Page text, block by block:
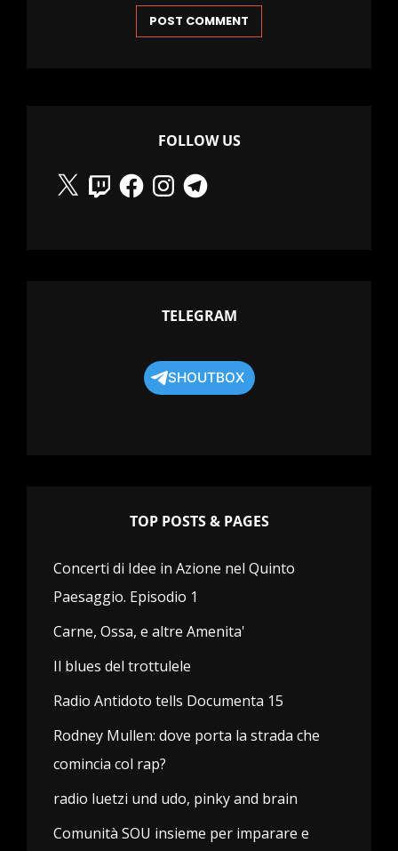
FOLLOW US
X
TwitchFacebookInstagramTelegram
TELEGRAM
SHOUTBOX
TOP POSTS & PAGES
Concerti di Idee in Azione nel Quinto
Paesaggio. Episodio 1
Carne, Ossa, e altre Amenita'
Il blues del trottulele
Radio Antidoto tells Documenta 15
Rodney Mullen: dove porta la strada che
comincia col rap?
radio luetzi und udo, pinky and brain
Comunità SOU insieme per imparare e